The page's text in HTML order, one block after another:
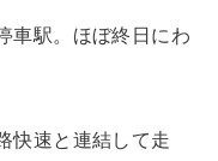
車駅。ほぼ終日にわ
快速と連結して走